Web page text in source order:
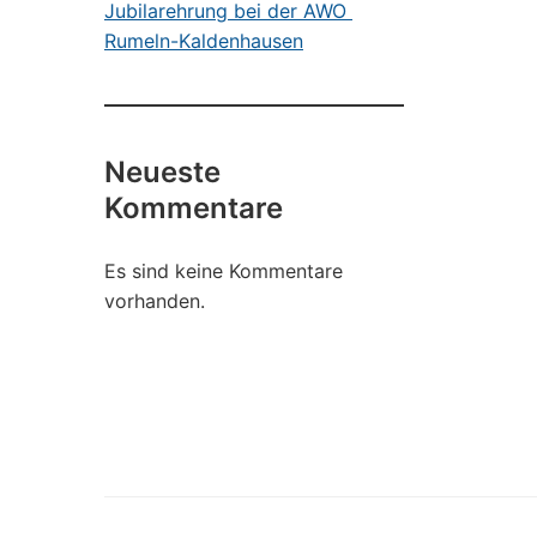
Jubilarehrung bei der AWO
Rumeln-Kaldenhausen
Neueste
Kommentare
Es sind keine Kommentare
vorhanden.